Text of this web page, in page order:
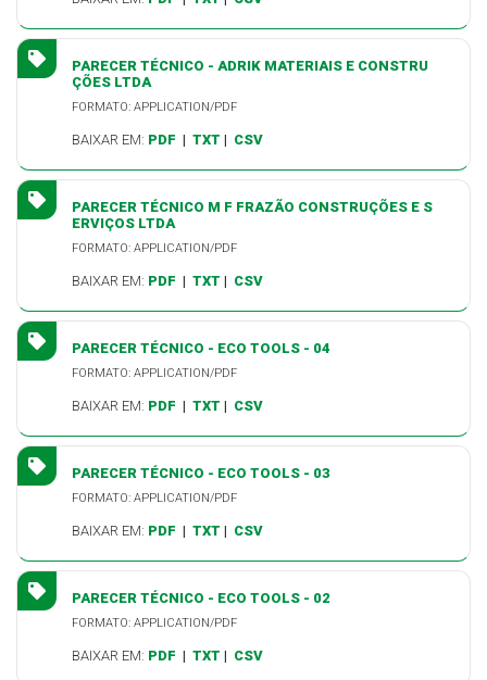
PARECER TÉCNICO - ADRIK MATERIAIS E CONSTRU
ÇÕES LTDA
FORMATO: APPLICATION/PDF
BAIXAR EM: PDF | TXT | CSV
PARECER TÉCNICO M F FRAZÃO CONSTRUÇÕES E S
ERVIÇOS LTDA
FORMATO: APPLICATION/PDF
BAIXAR EM: PDF | TXT | CSV
PARECER TÉCNICO - ECO TOOLS - 04
FORMATO: APPLICATION/PDF
BAIXAR EM: PDF | TXT | CSV
PARECER TÉCNICO - ECO TOOLS - 03
FORMATO: APPLICATION/PDF
BAIXAR EM: PDF | TXT | CSV
PARECER TÉCNICO - ECO TOOLS - 02
FORMATO: APPLICATION/PDF
BAIXAR EM: PDF | TXT | CSV